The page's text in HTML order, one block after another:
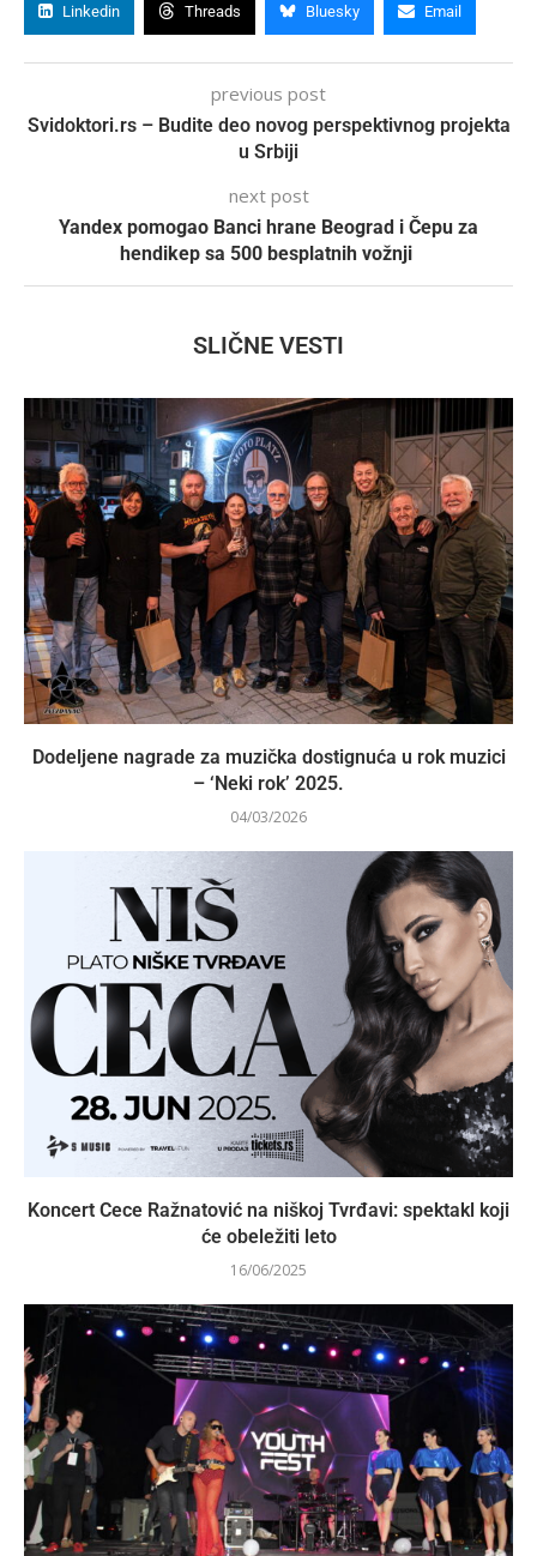
Linkedin Threads Bluesky Email
previous post
Svidoktori.rs – Budite deo novog perspektivnog projekta
u Srbiji
next post
Yandex pomogao Banci hrane Beograd i Čepu za
hendikep sa 500 besplatnih vožnji
SLIČNE VESTI
Dodeljene nagrade za muzička dostignuća u rok muzici
– ‘Neki rok’ 2025.
04/03/2026
Koncert Cece Ražnatović na niškoj Tvrđavi: spektakl koji
će obeležiti leto
16/06/2025